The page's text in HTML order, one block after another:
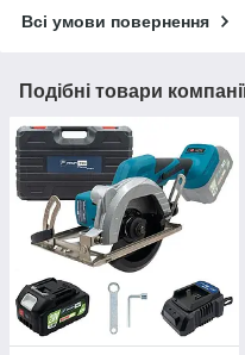
Всі умови повернення
Подібні товари